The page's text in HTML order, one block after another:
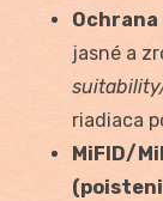
jasné a
riadiaca
MiFID/